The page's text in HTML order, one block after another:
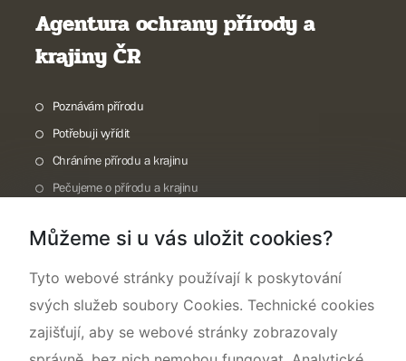
Agentura ochrany přírody a
krajiny ČR
Poznávám přírodu
Potřebuji vyřídit
Chráníme přírodu a krajinu
Pečujeme o přírodu a krajinu
O nás
Můžeme si u vás uložit cookies?
Tyto webové stránky používají k poskytování
svých služeb soubory Cookies. Technické cookies
zajišťují, aby se webové stránky zobrazovaly